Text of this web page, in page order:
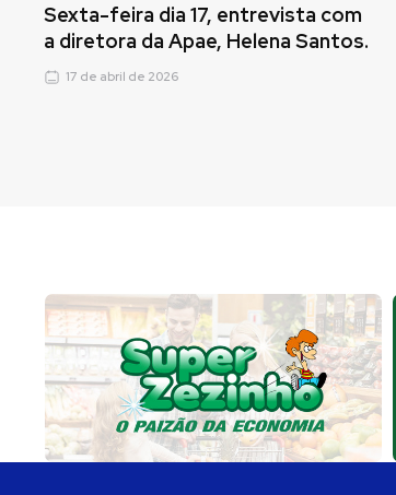
Sexta-feira dia 17, entrevista com
a diretora da Apae, Helena Santos.
17 de abril de 2026